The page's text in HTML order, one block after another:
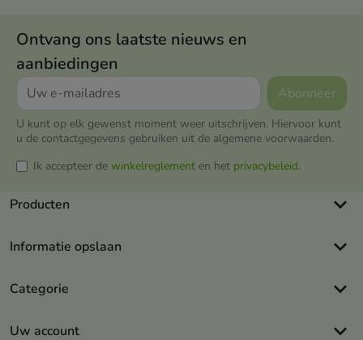
Ontvang ons laatste nieuws en
aanbiedingen
U kunt op elk gewenst moment weer uitschrijven. Hiervoor kunt
u de contactgegevens gebruiken uit de algemene voorwaarden.
Ik accepteer de winkelreglement en het privacybeleid.
Producten keyboard_arrow_down
Informatie opslaan keyboard_arrow_down
Categorie keyboard_arrow_down
Uw account keyboard_arrow_down